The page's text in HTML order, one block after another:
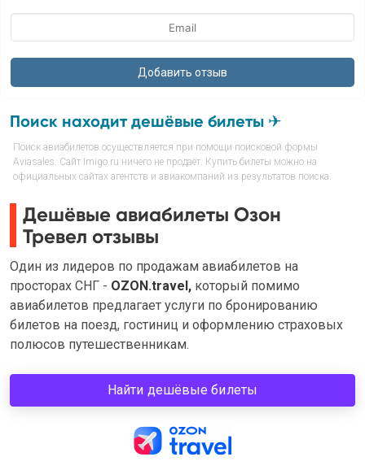
Поиск находит дешёвые билеты ✈
Поиск авиабилетов осуществляется при помощи поисковой формы
Aviasales. Сайт Imigo.ru ничего не продаёт. Купить билеты можно на
официальных сайтах агентств и авиакомпаний из результатов поиска.
Дешёвые авиабилеты Озон
Тревел отзывы
Один из лидеров по продажам авиабилетов на
просторах СНГ - OZON.travel, который помимо
авиабилетов предлагает услуги по бронированию
билетов на поезд, гостиниц и оформлению страховых
полюсов путешественникам.
Найти дешёвые билеты